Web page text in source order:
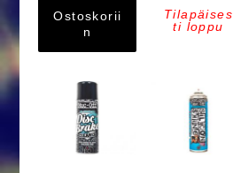
Ostoskorii
n
Tilapäises
ti loppu